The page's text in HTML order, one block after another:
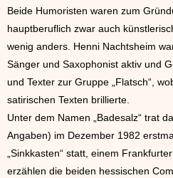
Beide Humoristen waren zum
hauptberuflich zwar auch
wenig anders. Henni Nachtsheim
Sänger und Saxophonist aktiv und
und Texter zur Gruppe „Flatsch“,
satirischen Texten brillierte.
Unter dem Namen „Badesalz“ trat
Angaben) im Dezember 1982
„Sinkkasten“ statt, einem
erzählen die beiden hessischen